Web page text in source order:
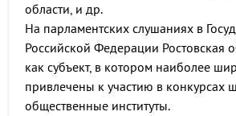
области, и др.
На парламентских слушаниях в
Российской Федерации Ростовская
как субъект, в котором наиболее
привлечены к участию в конкурсах
общественные институты.